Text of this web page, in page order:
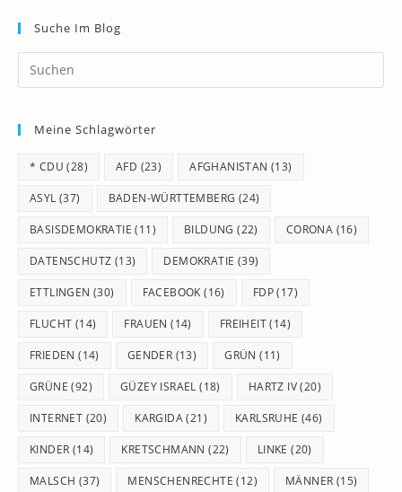
Suche Im Blog
Meine Schlagwörter
* CDU (28) AFD (23) AFGHANISTAN (13)
ASYL (37) BADEN-WÜRTTEMBERG (24)
BASISDEMOKRATIE (11) BILDUNG (22) CORONA (16)
DATENSCHUTZ (13) DEMOKRATIE (39)
ETTLINGEN (30) FACEBOOK (16) FDP(17)
FLUCHT (14) FRAUEN (14) FREIHEIT(14)
FRIEDEN (14) GENDER (13) GRÜN (11)
GRÜNE (92) GÜZEY ISRAEL (18) HARTZ IV(20)
INTERNET (20) KARGIDA(21) KARLSRUHE (46)
KINDER (14) KRETSCHMANN (22) LINKE (20)
MALSCH (37) MENSCHENRECHTE (12) MÄNNER (15)